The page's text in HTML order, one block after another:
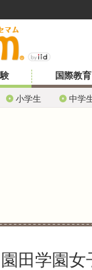
小学生 中学
国際教育
園田学園